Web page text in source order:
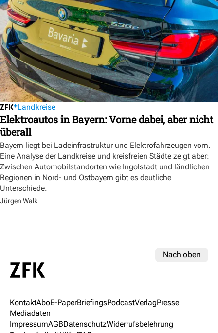
Landkreise
Elektroautos in Bayern: Vorne dabei, aber nicht
überall
Bayern liegt bei Ladeinfrastruktur und Elektrofahrzeugen vorn.
Eine Analyse der Landkreise und kreisfreien Städte zeigt aber:
Zwischen Automobilstandorten wie Ingolstadt und ländlichen
Regionen in Nord- und Ostbayern gibt es deutliche
Unterschiede.
Jürgen Walk
Nach oben
KontaktAboE-PaperBriefingsPodcastVerlagPresse
Mediadaten
ImpressumAGBDatenschutzWiderrufsbelehrung